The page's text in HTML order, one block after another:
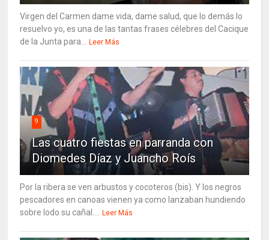
Virgen del Carmen dame vida, dame salud, que lo demás lo
resuelvo yo, es una de las tantas frases célebres del Cacique
de la Junta para... Leer Más
9
Las cuatro fiestas en parranda con
Diomedes Díaz y Juancho Roís
Por la ribera se ven arbustos y cocoteros (bis). Y los negros
pescadores en canoas vienen ya como lanzaban hundiendo
sobre lodo su cañal.... Leer Más